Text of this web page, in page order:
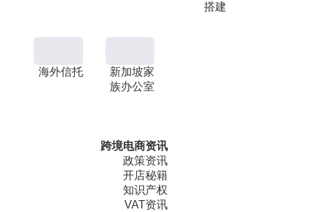
搭建
海外信托
新加坡家
族办公室
跨境电商资讯
政策资讯
开店秘籍
知识产权
VAT资讯